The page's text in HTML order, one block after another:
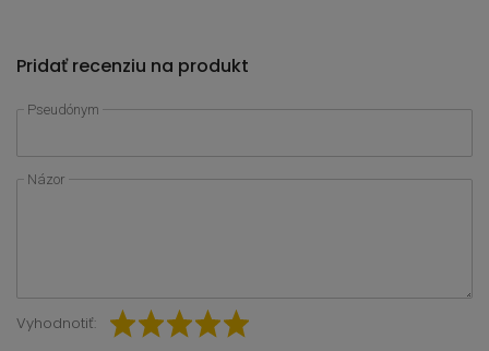
Pridať recenziu na produkt
Pseudónym
Názor
Vyhodnotiť: